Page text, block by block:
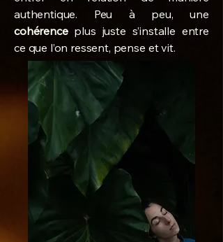
authentique. Peu à peu, une
cohérenceplus juste s’installe entre
ce que l’on ressent, pense et vit.